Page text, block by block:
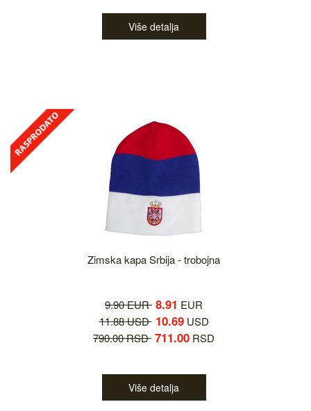
Više detalja
Zimska kapa Srbija - trobojna
9.90 EUR 8.91 EUR
11.88 USD 10.69USD
790.00 RSD 711.00 RSD
Više detalja